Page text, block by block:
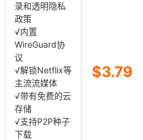
录和透明隐私
政策
√内置
WireGuard协
议
√解锁Netflix等
主流流媒体
√带有免费的云
存储
√支持P2P种子
下载
$3.79